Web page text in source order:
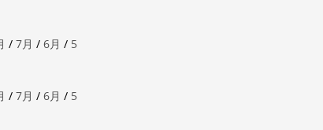
/ 7月 / 6月 / 5
/ 7月 / 6月 / 5